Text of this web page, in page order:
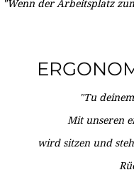
"Wenn der Arbeitsplatz
"Tu
Mit unseren
wird sitzen und